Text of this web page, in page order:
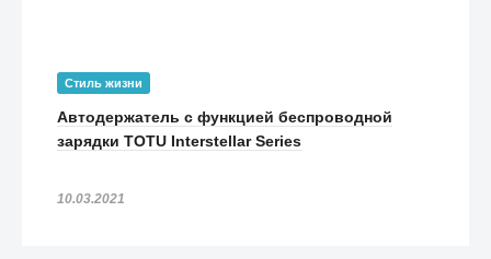
Стиль жизни
Автодержатель с функцией беспроводной
зарядки TOTU Interstellar Series
10.03.2021